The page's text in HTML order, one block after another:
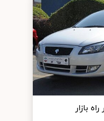
بازار